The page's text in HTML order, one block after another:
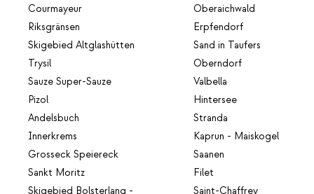
Courmayeur
Riksgränsen
Skigebied Altglashütten
Trysil
Sauze Super-Sauze
Pizol
Andelsbuch
Innerkrems
Grosseck Speiereck
Sankt Moritz
Skigebied Bolsterlang -
Oberaichwald
Erpfendorf
Sand in Taufers
Oberndorf
Valbella
Hintersee
Stranda
Kaprun - Maiskogel
Saanen
Filet
Saint-Chaffrey